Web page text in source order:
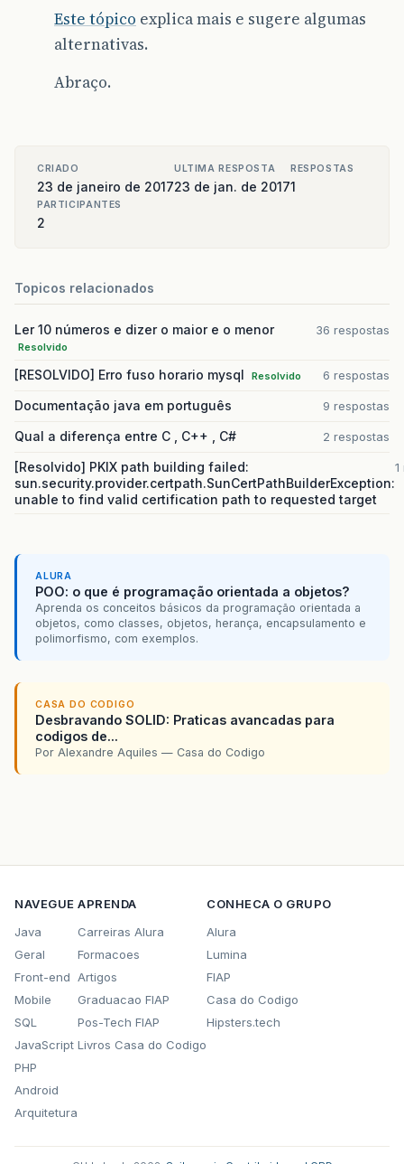
Este tópico explica mais e sugere algumas
alternativas.
Abraço.
CRIADO
23 de janeiro de 2017
ULTIMA RESPOSTA
23 de jan. de 2017
RESPOSTAS
1
PARTICIPANTES
2
Topicos relacionados
Ler 10 números e dizer o maior e o menor
Resolvido
36 respostas
[RESOLVIDO] Erro fuso horario mysql Resolvido 6 respostas
Documentação java em português 9 respostas
Qual a diferença entre C , C++ , C# 2 respostas
[Resolvido] PKIX path building failed:
sun.security.provider.certpath.SunCertPathBuilderException:
unable to find valid certification path to requested target
ALURA
POO: o que é programação orientada a objetos?
Aprenda os conceitos básicos da programação orientada a
objetos, como classes, objetos, herança, encapsulamento e
polimorfismo, com exemplos.
CASA DO CODIGO
Desbravando SOLID: Praticas avancadas para
codigos de...
Por Alexandre Aquiles — Casa do Codigo
NAVEGUE
Java
Geral
Front-end
Mobile
SQL
JavaScript
PHP
Android
Arquitetura
APRENDA
Carreiras Alura
Formacoes
Artigos
Graduacao FIAP
Pos-Tech FIAP
Livros Casa do Codigo
CONHECA O GRUPO
Alura
Lumina
FIAP
Casa do Codigo
Hipsters.tech